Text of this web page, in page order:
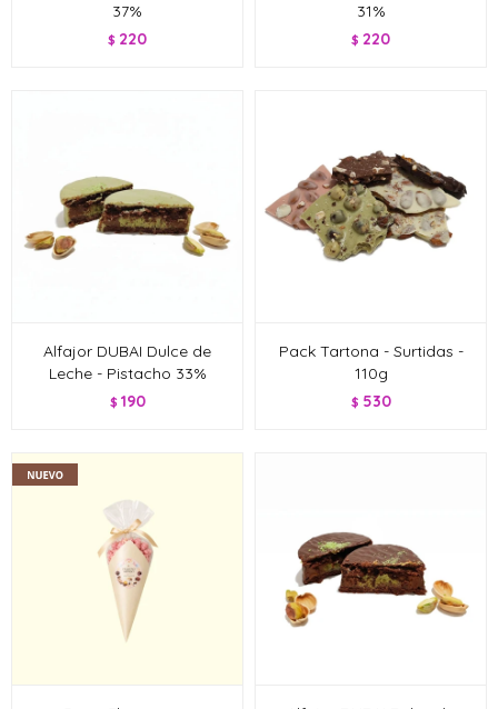
37%
$ 220
31%
$ 220
Alfajor DUBAI Dulce de
Leche - Pistacho 33%
$ 190
Pack Tartona - Surtidas -
110g
$ 530